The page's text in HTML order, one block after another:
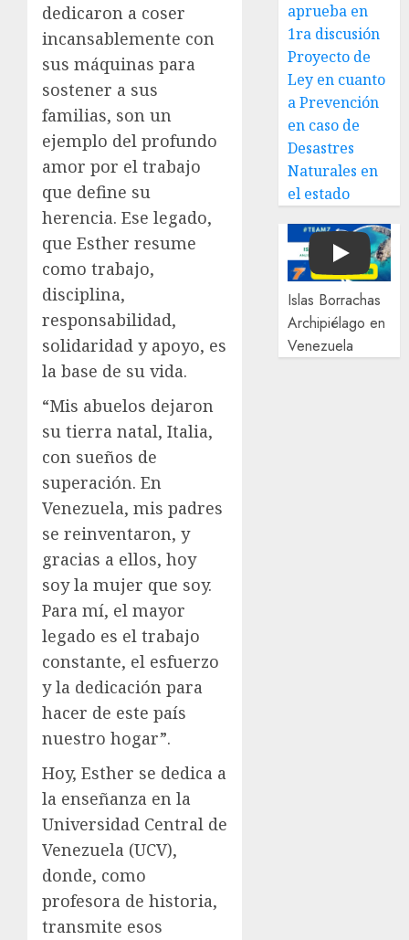
dedicaron a coser
incansablemente con
sus máquinas para
sostener a sus
familias, son un
ejemplo del profundo
amor por el trabajo
que define su
herencia. Ese legado,
que Esther resume
como trabajo,
disciplina,
responsabilidad,
solidaridad y apoyo, es
la base de su vida.
“Mis abuelos dejaron
su tierra natal, Italia,
con sueños de
superación. En
Venezuela, mis padres
se reinventaron, y
gracias a ellos, hoy
soy la mujer que soy.
Para mí, el mayor
legado es el trabajo
constante, el esfuerzo
y la dedicación para
hacer de este país
nuestro hogar”.
Hoy, Esther se dedica a
la enseñanza en la
Universidad Central de
Venezuela (UCV),
donde, como
profesora de historia,
transmite esos
aprueba en
1ra discusión
Proyecto de
Ley en cuanto
a Prevención
en caso de
Desastres
Naturales en
el estado
Play
Islas Borrachas
Archipiélago en
Venezuela